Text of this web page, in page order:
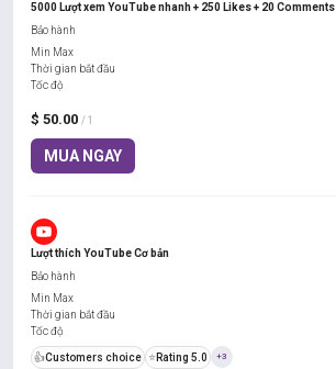
5000 Lượt xem YouTube nhanh + 250 Likes + 20 Comments
$ 50.00 / 1
MUA NGAY
Bảo hành
Min Max
Thời gian bắt đầu
Tốc độ
Lượt thích YouTube Cơ bản
Bảo hành
Min Max
Thời gian bắt đầu
Tốc độ
👍Customers choice ⭐ Rating 5.0 +3